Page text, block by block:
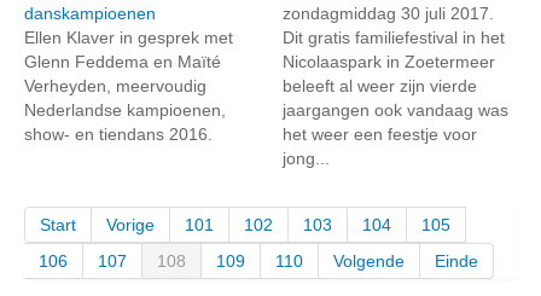
danskampioenen
Ellen Klaver in gesprek met
Glenn Feddema en Maïté
Verheyden, meervoudig
Nederlandse kampioenen,
show- en tiendans 2016.
zondagmiddag 30 juli 2017.
Dit gratis familiefestival in het
Nicolaaspark in Zoetermeer
beleeft al weer zijn vierde
jaargangen ook vandaag was
het weer een feestje voor
jong...
Start Vorige 101 102 103 104
105
106
107 108 109 110 Volgende Einde